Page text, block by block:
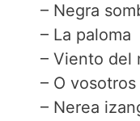
– Negra
– La paloma
– Viento del
– O vosotros
– Nerea